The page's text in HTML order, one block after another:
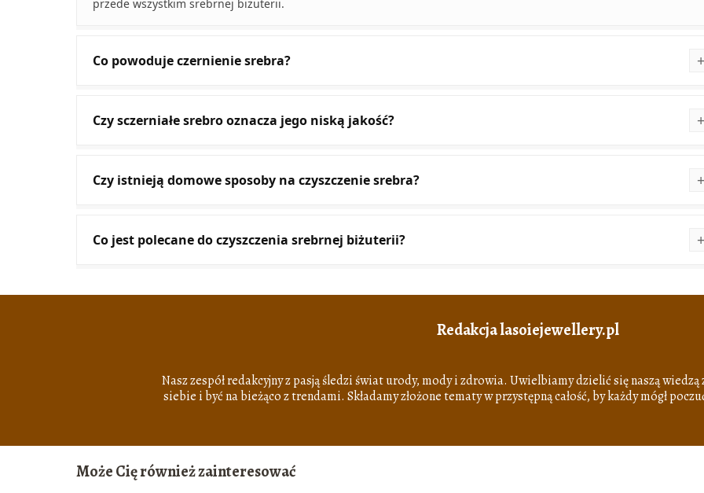
przede wszystkim srebrnej biżuterii.
Co powoduje czernienie srebra?
Czy sczerniałe srebro oznacza jego niską jakość?
Czy istnieją domowe sposoby na czyszczenie srebra?
Co jest polecane do czyszczenia srebrnej biżuterii?
Redakcja lasoiejewellery.pl
Nasz zespół redakcyjny z pasją śledzi świat urody, mody i zdrowia. Uwielbiamy dzielić się naszą
siebie i być na bieżąco z trendami. Składamy złożone tematy w przystępną całość, by każdy mógł
Może Cię również zainteresować